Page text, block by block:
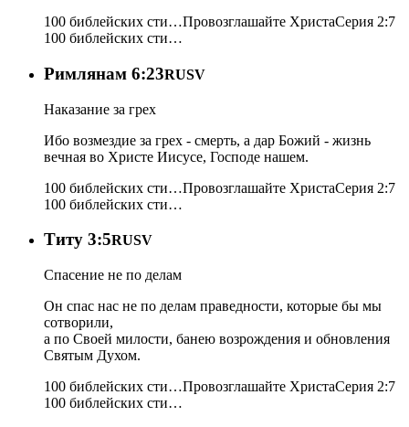
100 библейских сти…Провозглашайте ХристаСерия 2:7
100 библейских сти…
Римлянам 6:23RUSV
Наказание за грех
Ибо возмездие за грех - смерть, а дар Божий - жизнь
вечная во Христе Иисусе, Господе нашем.
100 библейских сти…Провозглашайте ХристаСерия 2:7
100 библейских сти…
Титу 3:5RUSV
Спасение не по делам
Он спас нас не по делам праведности, которые бы мы
сотворили,
а по Своей милости, банею возрождения и обновления
Святым Духом.
100 библейских сти…Провозглашайте ХристаСерия 2:7
100 библейских сти…